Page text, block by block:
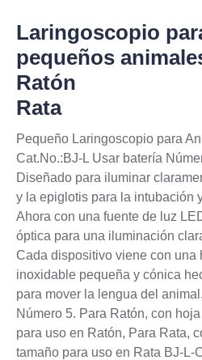
de un tubo endotraqueal o
especies más grandes.
Reutilizable/Esterilizable: Punta
inoxidable desmontable y
微喷头集成在不锈钢毛细插管中
后，纤细的毛细插管可深入小鼠
内，进而对动物肺部直接给药
助推器)，可以定制其他动物使
Laringoscopio
pequeños
Ratón
Rata
Pequeño Laringoscopio para
Cat.No.:BJ-L Usar batería
Diseñado para iluminar
y la epiglotis para la intubación
Ahora con una fuente de luz
óptica para una iluminación
Cada dispositivo viene con una
inoxidable pequeña y cónica
para mover la lengua del
Número 5. Para Ratón, con
para uso en Ratón, Para Rata,
tamaño para uso en Rata BJ-L-